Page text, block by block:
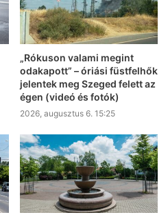
„Rókuson valami megint
odakapott” – óriási füstfelhők
jelentek meg Szeged felett az
égen (videó és fotók)
2026, augusztus 6. 15:25